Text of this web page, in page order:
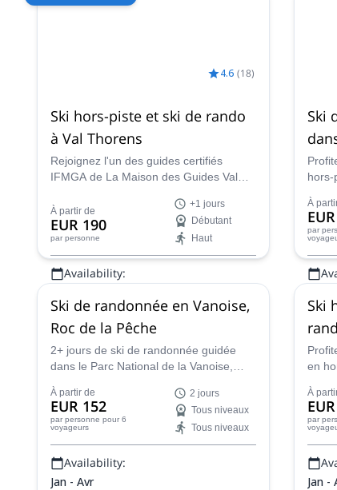
4.6 (18)
Ski hors-piste et ski de rando
à Val Thorens
Rejoignez l'un des guides certifiés
IFMGA de La Maison des Guides Val
de freeride et de ski de randonnée sur
les majestueuses pentes de Val
Thorens.
À partir de
EUR 190
par personne
+1 jours
Débutant
Haut
Availability:
Ski
hors-
Les
À
par
Ski de randonnée en Vanoise,
Roc de la Pêche
2+ jours de ski de randonnée guidée
dans le Parc National de la Vanoise,
Pêche, avec Sébastien, guide de
montagne IFMGA.
À partir de
EUR 152
par personne pour 6
voyageurs
2 jours
Tous niveaux
Tous niveaux
Availability:
Jan - Avr
Ski
en
À
par
Jan -